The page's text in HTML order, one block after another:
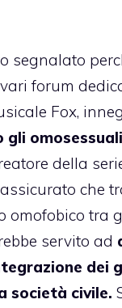
segnalato
forum
Fox,
gli
della
che
omofobico tra
servito ad
dei
società civile.